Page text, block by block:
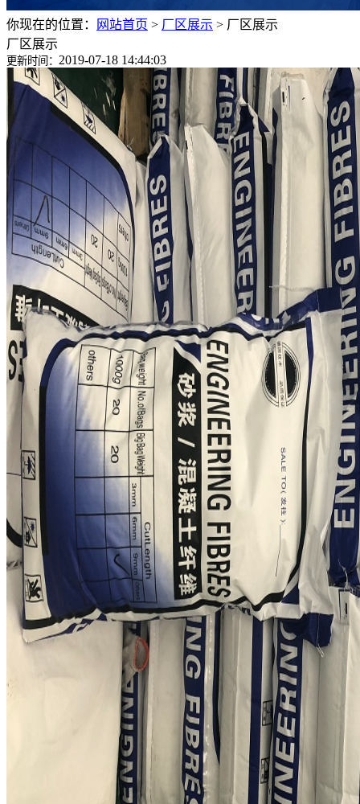
你现在的位置： 网站首页 > 厂区展示 > 厂区展示
厂区展示
更新时间： 2019-07-18 14:44:03